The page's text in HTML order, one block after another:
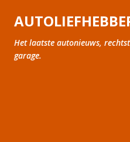
Doorgaan
Het laatste autonieuws,
garage.